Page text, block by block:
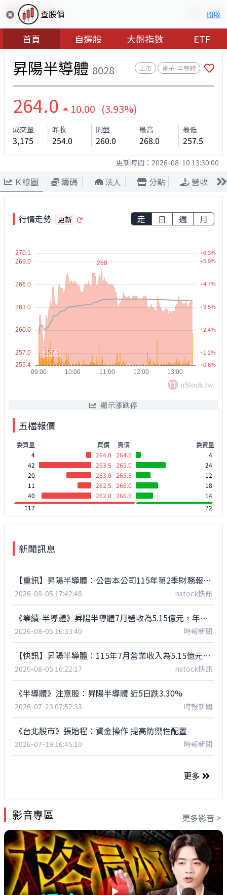
查股價 開啟
首頁 自選股 大盤指數 ETF
昇陽半導體 8028 上市 電子–半導體
264.0 10.00 (3.93%)
成交量
3,175
昨收
254.0
開盤
260.0
最高
268.0
最低
257.5
更新時間： 2026-08-10 13:30:00
Ｋ線圖 籌碼 法人 分點 營收
行情走勢 更新 走 日 週 月
顯示漲跌停
五檔報價
委買量
買價
4
264.0
42
263.5
20
263.0
11
262.5
40
262.0
賣價
委賣量
264.5
4
265.0
24
265.5
12
266.0
18
266.5
14
117
72
新聞訊息
【重訊】昇陽半導體：公告本公司115年第2季財務報告董事會召開日期為115年08月13日
2026-08-05 17:42:48 nstock快訊
《業績-半導體》昇陽半導體7月營收為5.15億元，年增36.53%
2026-08-05 16:33:40 時報新聞
【快訊】昇陽半導體：115年7月營業收入為5.15億元，年增36.53%
2026-08-05 16:22:17 nstock快訊
《半導體》注意股：昇陽半導體 近5日跌3.30%
2026-07-23 07:52:33 時報新聞
《台北股市》張貽程：資金操作 提高防禦性配置
2026-07-19 16:45:10 時報新聞
更多
影音專區 更多影音 >